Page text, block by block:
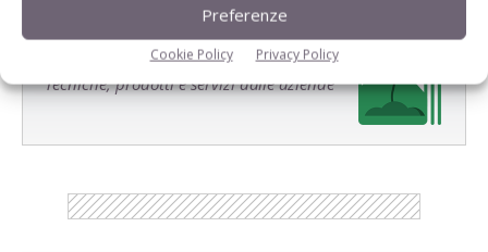
Preferenze
Cookie Policy Privacy Policy
E-magazine
Tecniche, prodotti e servizi dalle aziende